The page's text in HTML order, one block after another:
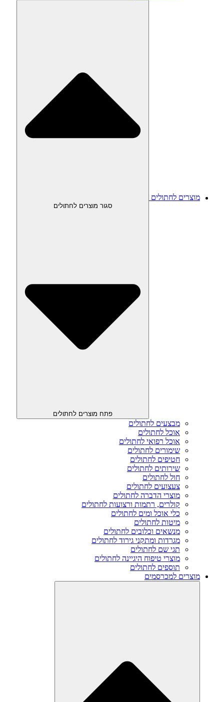
מוצרים לחתולים
סגור מוצרים לחתולים
פתח מוצרים לחתולים
מבצעים לחתולים
אוכל לחתולים
אוכל רפואי לחתולים
שימורים לחתולים
חטיפים לחתולים
שירותים לחתולים
חול לחתולים
צעצועים לחתולים
מוצרי הדברה לחתולים
קולרים, רתמות ורצועות לחתולים
כלי אוכל ומים לחתולים
מיטות לחתולים
מנשאים וכלובים לחתולים
מגרדות ומתקני גירוד לחתולים
תגי שם לחתולים
מוצרי טיפוח היגיינה לחתולים
תוספים לחתולים
מוצרים למכרסמים